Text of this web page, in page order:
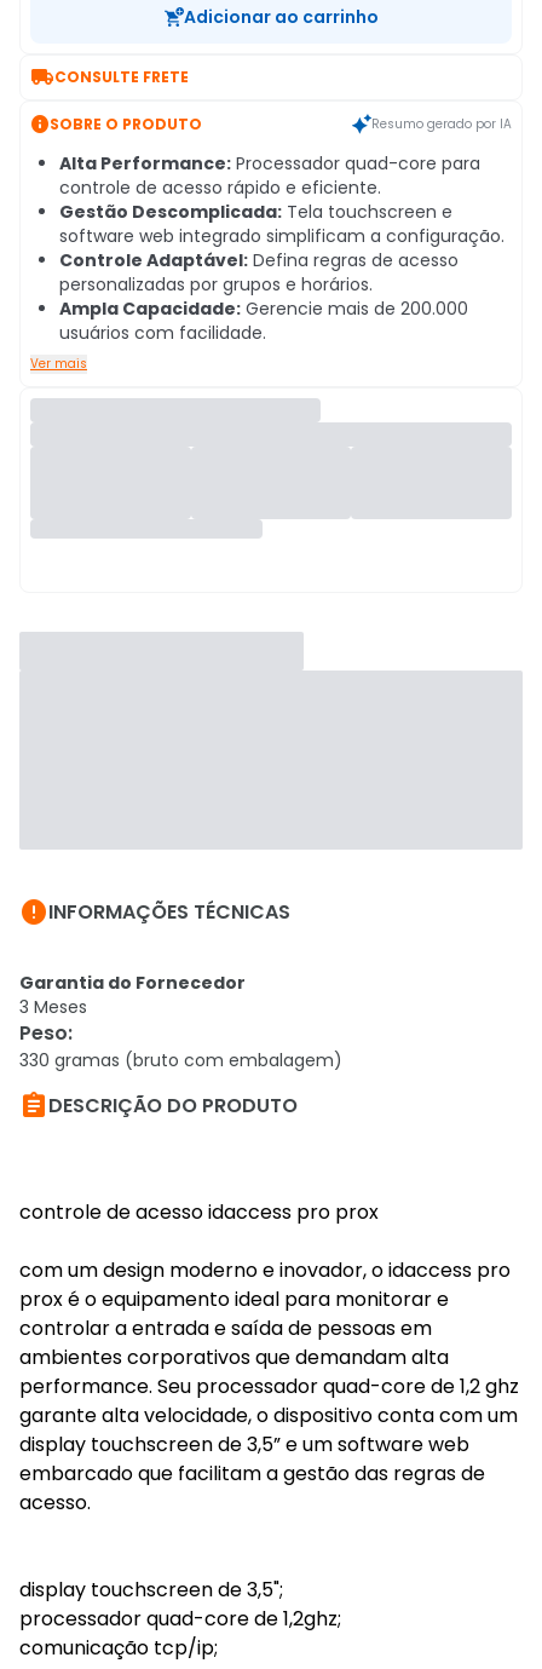
Adicionar ao carrinho
CONSULTE FRETE
SOBRE O PRODUTO Resumo gerado por IA
Alta Performance: Processador quad-core para
controle de acesso rápido e eficiente.
Gestão Descomplicada: Tela touchscreen e
software web integrado simplificam a configuração.
Controle Adaptável: Defina regras de acesso
personalizadas por grupos e horários.
Ampla Capacidade: Gerencie mais de 200.000
usuários com facilidade.
Ver mais
INFORMAÇÕES TÉCNICAS
Garantia do Fornecedor
3 Meses
Peso:
330 gramas (bruto com embalagem)
DESCRIÇÃO DO PRODUTO
controle de acesso idaccess pro prox
com um design moderno e inovador, o idaccess pro
prox é o equipamento ideal para monitorar e
controlar a entrada e saída de pessoas em
ambientes corporativos que demandam alta
performance. Seu processador quad-core de 1,2 ghz
garante alta velocidade, o dispositivo conta com um
display touchscreen de 3,5” e um software web
embarcado que facilitam a gestão das regras de
acesso.
display touchscreen de 3,5";
processador quad-core de 1,2ghz;
comunicação tcp/ip;